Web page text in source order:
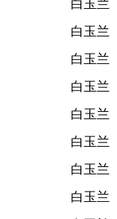
白玉兰
白玉兰
白玉兰
白玉兰
白玉兰
白玉兰
白玉兰
白玉兰